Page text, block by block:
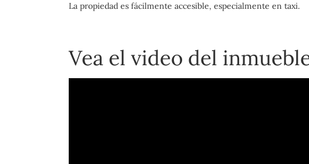
La propiedad es fácilmente accesible, especialmente en taxi.
Vea el video del